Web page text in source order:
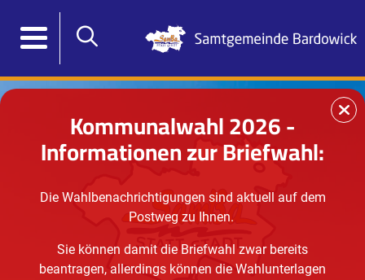
Kommunalwahl 2026 -
Informationen zur Briefwahl:
Die Wahlbenachrichtigungen sind aktuell auf dem
Postweg zu Ihnen.
Sie können damit die Briefwahl zwar bereits
beantragen, allerdings können die Wahlunterlagen